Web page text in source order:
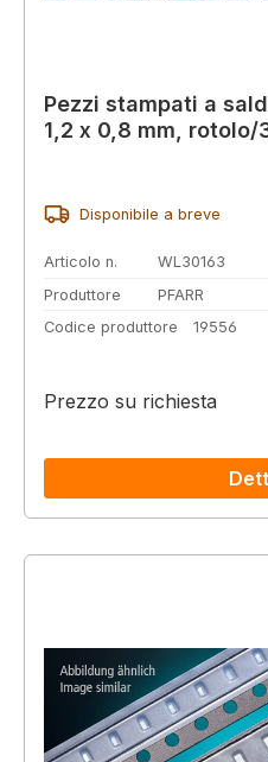
Pezzi stampati a
1,2 x 0,8 mm, rotolo/
Disponibile a breve
Articolo n.
WL30163
Produttore
PFARR
Codice produttore
19556
Prezzo su richiesta